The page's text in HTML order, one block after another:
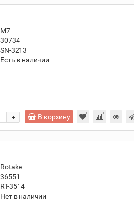
M7
30734
SN-3213
Есть в наличии
+ В корзину
Rotake
36551
RT-3514
Нет в наличии